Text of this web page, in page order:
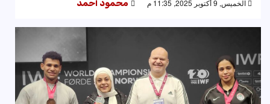
الخميس, 9 أكتوبر 2025, 11:35 م محمود أحمد